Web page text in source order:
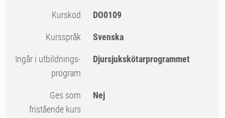
Kurskod DO0109
Kursspråk Svenska
Ingår i utbildnings-
program
Djursjukskötarprogrammet
Ges som
fristående kurs
Nej